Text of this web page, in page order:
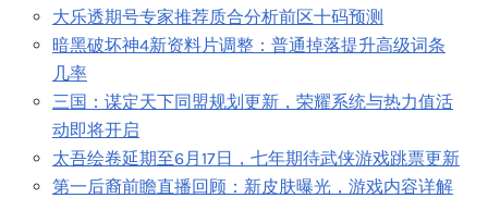
大乐透期号专家推荐质合分析前区十码预测
暗黑破坏神4新资料片调整：普通掉落提升高级词条
几率
三国：谋定天下同盟规划更新，荣耀系统与热力值活
动即将开启
太吾绘卷延期至6月17日，七年期待武侠游戏跳票更新
第一后裔前瞻直播回顾：新皮肤曝光，游戏内容详解